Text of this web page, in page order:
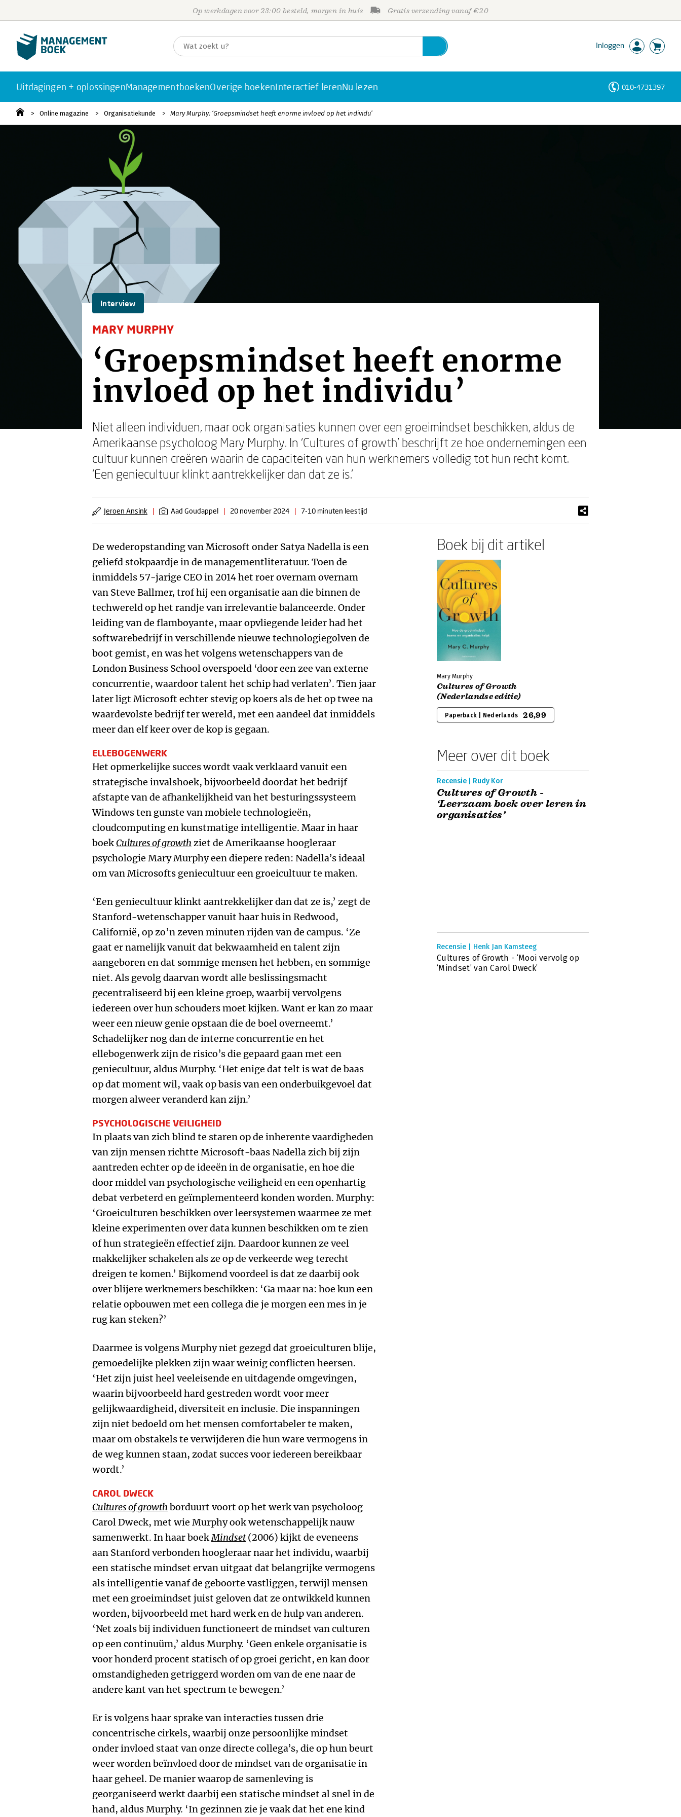
Op werkdagen voor 23:00 besteld, morgen in huis Gratis verzending vanaf €20
Inloggen
Uitdagingen + oplossingenManagementboekenOverige boekenInteractief lerenNu lezen 010-4731397
Online magazine Organisatiekunde Mary Murphy: ‘Groepsmindset heeft enorme invloed op het individu’
Interview
MARY MURPHY
‘Groepsmindset heeft enorme
invloed op het individu’
Niet alleen individuen, maar ook organisaties kunnen over een groeimindset beschikken, aldus de
Amerikaanse psycholoog Mary Murphy. In ‘Cultures of growth’ beschrijft ze hoe ondernemingen een
cultuur kunnen creëren waarin de capaciteiten van hun werknemers volledig tot hun recht komt.
‘Een geniecultuur klinkt aantrekkelijker dan dat ze is.’
Jeroen Ansink | Aad Goudappel | 20 november 2024 | 7-10 minuten leestijd
De wederopstanding van Microsoft onder Satya Nadella is een
geliefd stokpaardje in de managementliteratuur. Toen de
inmiddels 57-jarige CEO in 2014 het roer overnam overnam
van Steve Ballmer, trof hij een organisatie aan die binnen de
techwereld op het randje van irrelevantie balanceerde. Onder
leiding van de flamboyante, maar opvliegende leider had het
softwarebedrijf in verschillende nieuwe technologiegolven de
boot gemist, en was het volgens wetenschappers van de
London Business School overspoeld ‘door een zee van externe
concurrentie, waardoor talent het schip had verlaten’. Tien jaar
later ligt Microsoft echter stevig op koers als de het op twee na
waardevolste bedrijf ter wereld, met een aandeel dat inmiddels
meer dan elf keer over de kop is gegaan.
ELLEBOGENWERK
Het opmerkelijke succes wordt vaak verklaard vanuit een
strategische invalshoek, bijvoorbeeld doordat het bedrijf
afstapte van de afhankelijkheid van het besturingssysteem
Windows ten gunste van mobiele technologieën,
cloudcomputing en kunstmatige intelligentie. Maar in haar
boekCultures of growth ziet de Amerikaanse hoogleraar
psychologie Mary Murphy een diepere reden: Nadella’s ideaal
om van Microsofts geniecultuur een groeicultuur te maken.
‘Een geniecultuur klinkt aantrekkelijker dan dat ze is,’ zegt de
Stanford-wetenschapper vanuit haar huis in Redwood,
Californië, op zo’n zeven minuten rijden van de campus. ‘Ze
gaat er namelijk vanuit dat bekwaamheid en talent zijn
aangeboren en dat sommige mensen het hebben, en sommige
niet. Als gevolg daarvan wordt alle beslissingsmacht
gecentraliseerd bij een kleine groep, waarbij vervolgens
iedereen over hun schouders moet kijken. Want er kan zo maar
weer een nieuw genie opstaan die de boel overneemt.’
Schadelijker nog dan de interne concurrentie en het
ellebogenwerk zijn de risico’s die gepaard gaan met een
geniecultuur, aldus Murphy. ‘Het enige dat telt is wat de baas
op dat moment wil, vaak op basis van een onderbuikgevoel dat
morgen alweer veranderd kan zijn.’
PSYCHOLOGISCHE VEILIGHEID
In plaats van zich blind te staren op de inherente vaardigheden
van zijn mensen richtte Microsoft-baas Nadella zich bij zijn
aantreden echter op de ideeën in de organisatie, en hoe die
door middel van psychologische veiligheid en een openhartig
debat verbeterd en geïmplementeerd konden worden. Murphy:
‘Groeiculturen beschikken over leersystemen waarmee ze met
kleine experimenten over data kunnen beschikken om te zien
of hun strategieën effectief zijn. Daardoor kunnen ze veel
makkelijker schakelen als ze op de verkeerde weg terecht
dreigen te komen.’ Bijkomend voordeel is dat ze daarbij ook
over blijere werknemers beschikken: ‘Ga maar na: hoe kun een
relatie opbouwen met een collega die je morgen een mes in je
rug kan steken?’
Daarmee is volgens Murphy niet gezegd dat groeiculturen blije,
gemoedelijke plekken zijn waar weinig conflicten heersen.
‘Het zijn juist heel veeleisende en uitdagende omgevingen,
waarin bijvoorbeeld hard gestreden wordt voor meer
gelijkwaardigheid, diversiteit en inclusie. Die inspanningen
zijn niet bedoeld om het mensen comfortabeler te maken,
maar om obstakels te verwijderen die hun ware vermogens in
de weg kunnen staan, zodat succes voor iedereen bereikbaar
wordt.’
CAROL DWECK
Cultures of growth borduurt voort op het werk van psycholoog
Carol Dweck, met wie Murphy ook wetenschappelijk nauw
samenwerkt. In haar boekMindset(2006) kijkt de eveneens
aan Stanford verbonden hoogleraar naar het individu, waarbij
een statische mindset ervan uitgaat dat belangrijke vermogens
als intelligentie vanaf de geboorte vastliggen, terwijl mensen
met een groeimindset juist geloven dat ze ontwikkeld kunnen
worden, bijvoorbeeld met hard werk en de hulp van anderen.
‘Net zoals bij individuen functioneert de mindset van culturen
op een continuüm,’ aldus Murphy. ‘Geen enkele organisatie is
voor honderd procent statisch of op groei gericht, en kan door
omstandigheden getriggerd worden om van de ene naar de
andere kant van het spectrum te bewegen.’
Er is volgens haar sprake van interacties tussen drie
concentrische cirkels, waarbij onze persoonlijke mindset
onder invloed staat van onze directe collega’s, die op hun beurt
weer worden beïnvloed door de mindset van de organisatie in
haar geheel. De manier waarop de samenleving is
georganiseerd werkt daarbij een statische mindset al snel in de
hand, aldus Murphy. ‘In gezinnen zie je vaak dat het ene kind
Boek bij dit artikel
Mary Murphy
Cultures of Growth
(Nederlandse editie)
Paperback | Nederlands 26,99
Meer over dit boek
Recensie | Rudy Kor
Cultures of Growth -
‘Leerzaam boek over leren in
organisaties’
Recensie | Henk Jan Kamsteeg
Cultures of Growth - ‘Mooi vervolg op
‘Mindset’ van Carol Dweck’
Personen